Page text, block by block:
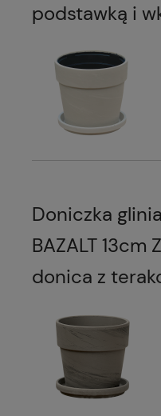
podstawką i
Doniczka
BAZALT 13cm
donica z